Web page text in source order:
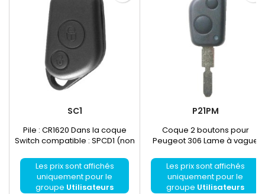
SC1
Pile : CR1620 Dans la coque
Switch compatible : SPCD1 (non
Les prix sont affichés
uniquement pour le
groupe Utilisateurs
P21PM
Coque 2 boutons pour
Peugeot 306 Lame à vague
Cordonnier / Serrurier ou par
nos soins avec le "Service
taillage de clés"
Les prix sont affichés
uniquement pour le
groupe Utilisateurs